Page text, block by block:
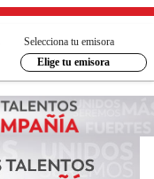
Selecciona tu emisora
Elige tu emisora